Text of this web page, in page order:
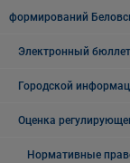
формирований
Электронный
Городской
Оценка
Нормативные